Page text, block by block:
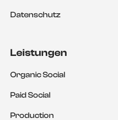
Datenschutz
Leistungen
Organic Social
Paid Social
Production